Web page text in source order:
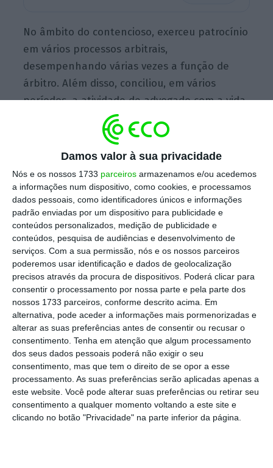
Damos valor à sua privacidade
Nós e os nossos 1733 parceiros armazenamos e/ou acedemos
a informações num dispositivo, como cookies, e processamos
dados pessoais, como identificadores únicos e informações
padrão enviadas por um dispositivo para publicidade e
conteúdos personalizados, medição de publicidade e
conteúdos, pesquisa de audiências e desenvolvimento de
serviços. Com a sua permissão, nós e os nossos parceiros
poderemos usar identificação e dados de geolocalização
precisos através da procura de dispositivos. Poderá clicar para
consentir o processamento por nossa parte e pela parte dos
nossos 1733 parceiros, conforme descrito acima. Em
alternativa, pode aceder a informações mais pormenorizadas e
alterar as suas preferências antes de consentir ou recusar o
consentimento. Tenha em atenção que algum processamento
dos seus dados pessoais poderá não exigir o seu
consentimento, mas que tem o direito de se opor a esse
processamento. As suas preferências serão aplicadas apenas a
este website. Você pode alterar suas preferências ou retirar seu
consentimento a qualquer momento voltando a este site e
clicando no botão "Privacidade" na parte inferior da página.
No âmbito do contencioso, exerceu patrocínio
em vários processos arbitrais,
desempenhando várias vezes a função de
árbitro. Além disso, conciliou, em vários
períodos, a atividade de advogado com a vida
académica, participando, como docente, em
seminários e pós-graduações na Universidade
Nova de Lisboa, Universidade Católica
Portuguesa (UCP) — Escola do Porto (EP) e
Universidade do Porto.
CMS e Cuatrecasas na compra do Grupo IGM pela
Selena
Ler Mais
Nuno Sá Carvalho,managing partnerda
Cuatrecasas em Portugal,comenta: “A
atividade da Cuatrecasas está focada no
segmento das operações mais complexas e
dos clientes mais relevantes do mercado.
Procuramos, assim, o melhor talento para ir
ao encontro destes objetivos estratégicos e
gerar valor acrescentado para os nossos